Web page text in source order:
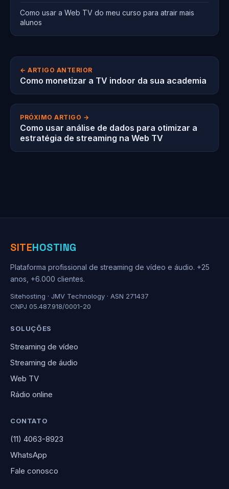
Como usar a Web TV do meu curso para atrair mais
alunos
← ARTIGO ANTERIOR
Como monetizar a TV indoor da sua academia
PRÓXIMO ARTIGO →
Como usar análise de dados para otimizar a
estratégia de streaming na Web TV
SITEHOSTING
Plataforma profissional de streaming de vídeo e áudio. +25
anos, +6.000 clientes.
Sitehosting · JMV Technology · ASN 271437
CNPJ 05.487.918/0001-20
SOLUÇÕES
Streaming de vídeo
Streaming de áudio
Web TV
Rádio online
CONTATO
(11) 4063-8923
WhatsApp
Fale conosco